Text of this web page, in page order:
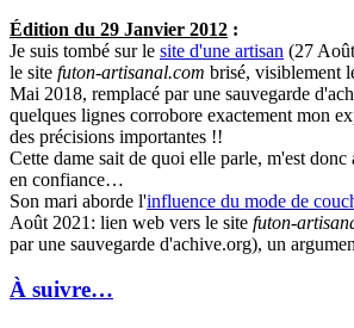
Édition du 29 Janvier 2012 :
Je suis tombé sur le site d'une artisan (27
le site futon-artisanal.com brisé, visiblement
Mai 2018, remplacé par une sauvegarde
quelques lignes corrobore exactement mon
des précisions importantes !!
Cette dame sait de quoi elle parle, m'est
en confiance…
Son mari aborde l'influence du mode de
Août 2021: lien web vers le site futon-
par une sauvegarde d'achive.org), un
À suivre…